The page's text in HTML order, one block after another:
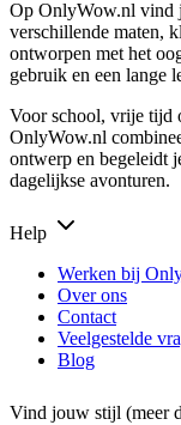
Op OnlyWow.nl vind
verschillende maten,
ontworpen met het
gebruik en een lange
Voor school, vrije tijd
OnlyWow.nl
ontwerp en begeleidt
dagelijkse avonturen.
Help
Werken bij
Over ons
Contact
Veelgestelde
Blog
Vind jouw stijl (meer